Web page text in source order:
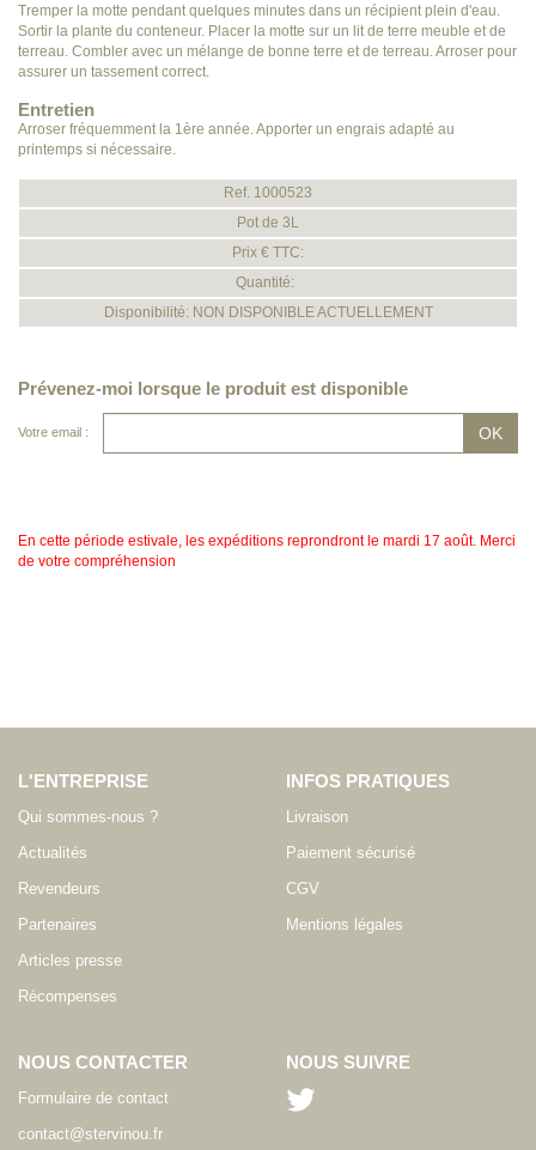
Tremper la motte pendant quelques minutes dans un récipient plein d'eau.
Sortir la plante du conteneur. Placer la motte sur un lit de terre meuble et de
terreau. Combler avec un mélange de bonne terre et de terreau. Arroser pour
assurer un tassement correct.
Entretien
Arroser fréquemment la 1ère année. Apporter un engrais adapté au
printemps si nécessaire.
Ref. 1000523
Pot de 3L
Prix € TTC:
Quantité:
Disponibilité: NON DISPONIBLE ACTUELLEMENT
Prévenez-moi lorsque le produit est disponible
Votre email :
En cette période estivale, les expéditions reprondront le mardi 17 août. Merci
de votre compréhension
L'ENTREPRISE
Qui sommes-nous ?
Actualités
Revendeurs
Partenaires
Articles presse
Récompenses
INFOS PRATIQUES
Livraison
Paiement sécurisé
CGV
Mentions légales
NOUS CONTACTER
Formulaire de contact
contact@stervinou.fr
NOUS SUIVRE